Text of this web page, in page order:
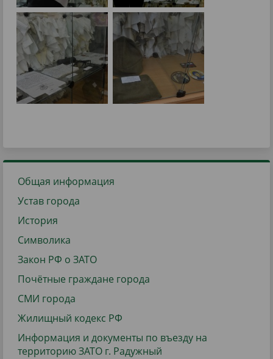
Общая информация
Устав города
История
Символика
Закон РФ о ЗАТО
Почётные граждане города
СМИ города
Жилищный кодекс РФ
Информация и документы по въезду на
территорию ЗАТО г. Радужный